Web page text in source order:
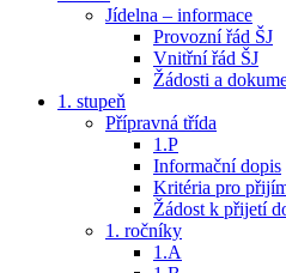
Jídelna – informace
Provozní řád ŠJ
Vnitřní řád ŠJ
Žádosti a
1. stupeň
Přípravná třída
1.P
Informační dopis
Kritéria pro
Žádost k přijetí
1. ročníky
1.A